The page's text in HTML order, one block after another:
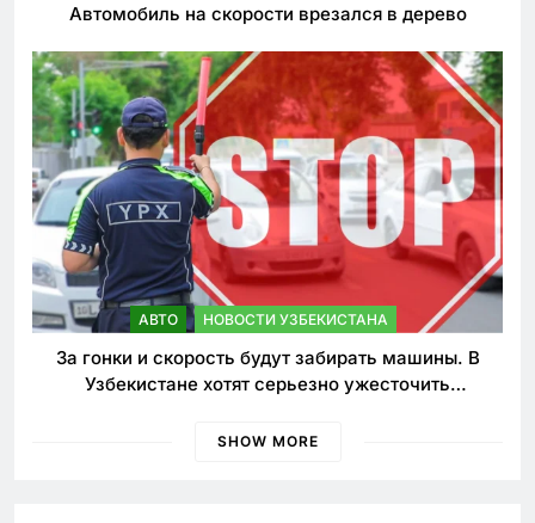
Автомобиль на скорости врезался в дерево
АВТО НОВОСТИ УЗБЕКИСТАНА
За гонки и скорость будут забирать машины. В
Узбекистане хотят серьезно ужесточить
SHOW MORE